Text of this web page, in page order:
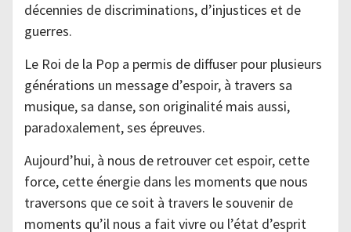
décennies de discriminations, d’injustices et de
guerres.
Le Roi de la Pop a permis de diffuser pour plusieurs
générations un message d’espoir, à travers sa
musique, sa danse, son originalité mais aussi,
paradoxalement, ses épreuves.
Aujourd’hui, à nous de retrouver cet espoir, cette
force, cette énergie dans les moments que nous
traversons que ce soit à travers le souvenir de
moments qu’il nous a fait vivre ou l’état d’esprit